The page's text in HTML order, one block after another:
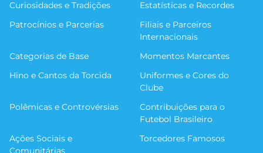
Curiosidades e Tradições
Estatísticas e Recordes
Patrocínios e Parcerias
Filiais e Parceiros
Internacionais
Categorias de Base
Momentos Marcantes
Hino e Cantos da Torcida
Uniformes e Cores do
Clube
Polêmicas e Controvérsias
Contribuições para o
Futebol Brasileiro
Ações Sociais e
Comunitárias
Torcedores Famosos